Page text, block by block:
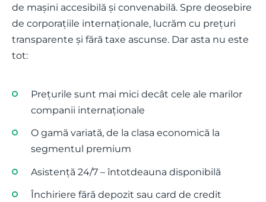
de mașini accesibilă și convenabilă. Spre deosebire
de corporațiile internaționale, lucrăm cu prețuri
transparente și fără taxe ascunse. Dar asta nu este
tot:
Prețurile sunt mai mici decât cele ale marilor
companii internaționale
O gamă variată, de la clasa economică la
segmentul premium
Asistență 24/7 – întotdeauna disponibilă
Închiriere fără depozit sau card de credit